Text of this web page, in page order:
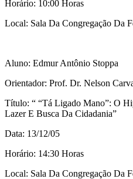
Horário: 10:00 Horas
Local: Sala Da Congregação Da
Aluno: Edmur Antônio Stoppa
Orientador: Prof. Dr. Nelson
Título: “ “Tá Ligado Mano”: O
Lazer E Busca Da Cidadania”
Data: 13/12/05
Horário: 14:30 Horas
Local: Sala Da Congregação Da